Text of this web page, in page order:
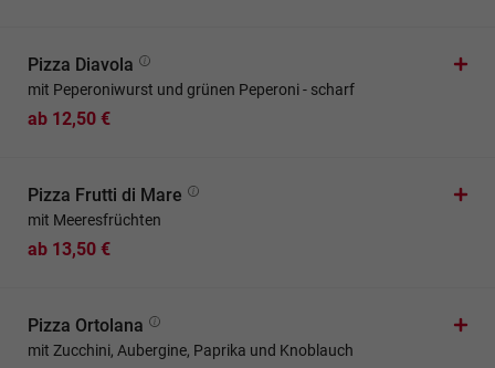
Pizza Diavola
mit Peperoniwurst und grünen Peperoni - scharf
ab 12,50 €
Pizza Frutti di Mare
mit Meeresfrüchten
ab 13,50 €
Pizza Ortolana
mit Zucchini, Aubergine, Paprika und Knoblauch